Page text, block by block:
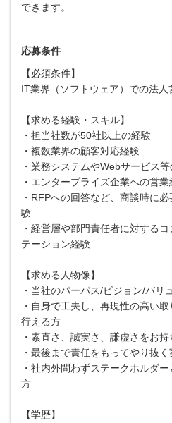
できます。
応募条件
【必須条件】
IT業界（ソフトウェア）での法人
【求める経験・スキル】
・担当社数が50社以上の経験
・複数業界の顧客対応経験
・業務システムやWebサービス
・エンタープライズ企業への営業
・RFPへの回答など、商談時に
験
・経営層や部門責任者に対する
テーション経験
【求める人物像】
・当社のパーパス/ビジョン/バリ
・自身で工夫し、再現性の高い
行える方
・素直さ、誠実さ、謙虚さをお
・最後まで責任をもってやり抜
・社内外問わずステークホルダ
方
【学歴】